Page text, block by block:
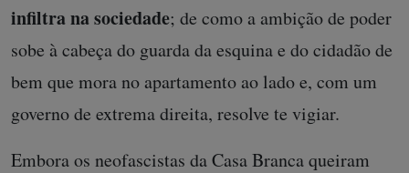
infiltra na sociedade; de como a ambição de poder
sobe à cabeça do guarda da esquina e do cidadão de
bem que mora no apartamento ao lado e, com um
governo de extrema direita, resolve te vigiar.
Embora os neofascistas da Casa Branca queiram